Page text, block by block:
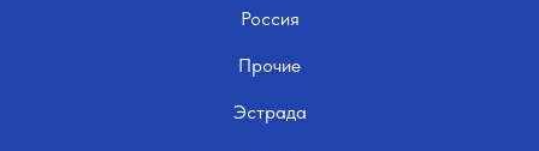
Россия
Прочие
Эстрада